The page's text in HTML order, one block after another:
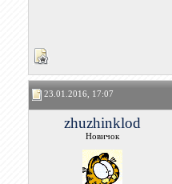
23.01.2016, 17:07
zhuzhinklod
Новичок